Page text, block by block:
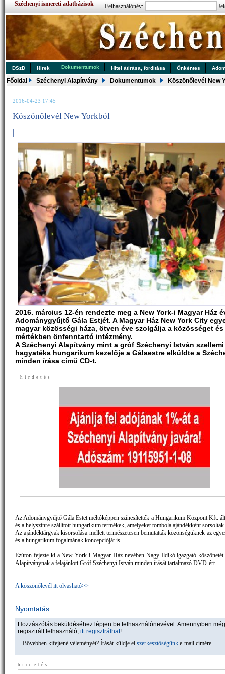
Széchenyi ismereti adatbázisok Felhasználónév:
DSzD Hírek Dokumentumok Hitel átírása, fordítása Önkéntes
Főoldal Széchenyi Alapítvány Dokumentumok Köszönőlevél New
2016-04-23 17:45
Köszönőlevél New Yorkból
|
2016. március 12-én rendezte meg a New York-i Magyar Ház
Adománygyűjtő Gála Estjét. A Magyar Ház New York City
magyar közösségi háza, ötven éve szolgálja a közösséget
mértékben önfenntartó intézmény.
A Széchenyi Alapítvány mint a gróf Széchenyi István szellemi
hagyatéka hungarikum kezelője a Gálaestre elküldte a
minden írása című CD-t.
hirdetés
Az Adománygyűjtő Gála Estet méltóképpen színesítették a Hungarikum Központ Kft.
és a helyszínre szállított hungarikum termékek, amelyeket tombola ajándékként
Az ajándéktárgyak kisorsolása mellett természetesen bemutatták közönségüknek az
és a hungarikum fogalmának koncepcióját is.
Ezúton fejezte ki a New York-i Magyar Ház nevében Nagy Ildikó igazgató köszönetét
Alapítványnak a felajánlott Gróf Széchenyi István minden írását tartalmazó DVD-ért.
A köszönőlevél itt olvasható>>
Nyomtatás
Hozzászólás beküldéséhez lépjen be felhasználónevével. Amennyiben
regisztrált felhasználó, itt regisztrálhat!
Bővebben kifejtené véleményét? Írását küldje el szerkesztőségünk e-mail címére.
hirdetés